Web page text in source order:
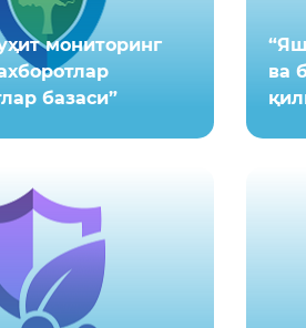
мониторинг
базаси”
ва